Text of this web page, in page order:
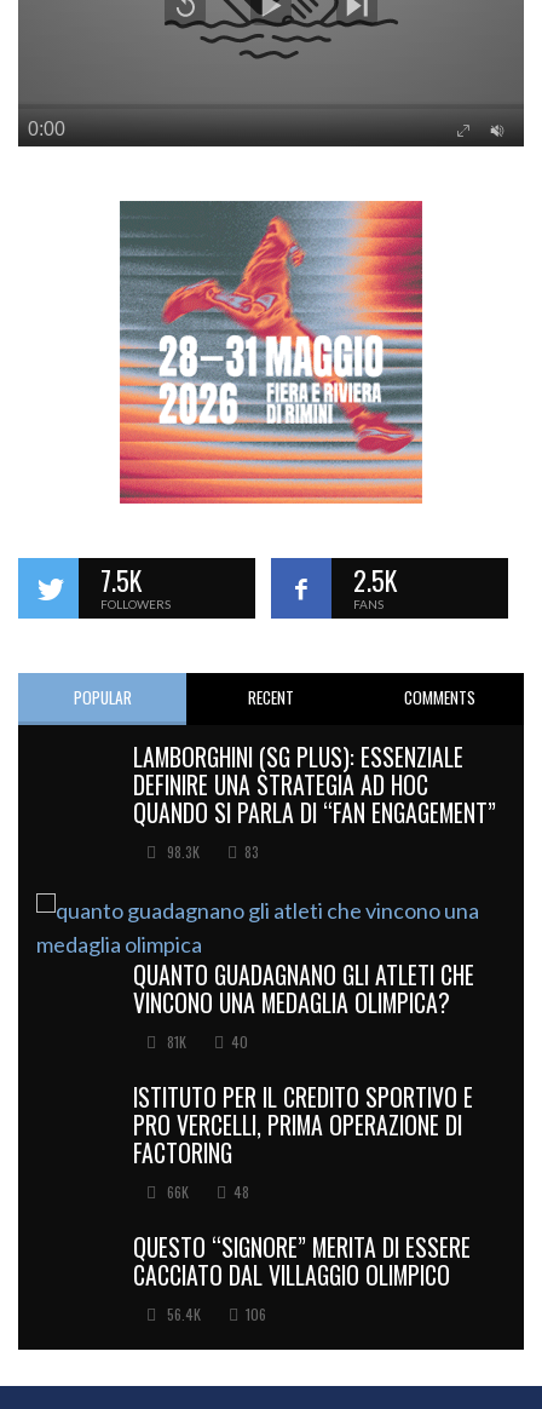
7.5K
FOLLOWERS
2.5K
FANS
POPULAR RECENT COMMENTS
LAMBORGHINI (SG PLUS): ESSENZIALE
DEFINIRE UNA STRATEGIA AD HOC
QUANDO SI PARLA DI “FAN ENGAGEMENT”
98.3K 83
QUANTO GUADAGNANO GLI ATLETI CHE
VINCONO UNA MEDAGLIA OLIMPICA?
81K 40
ISTITUTO PER IL CREDITO SPORTIVO E
PRO VERCELLI, PRIMA OPERAZIONE DI
FACTORING
66K 48
QUESTO “SIGNORE” MERITA DI ESSERE
CACCIATO DAL VILLAGGIO OLIMPICO
56.4K 106